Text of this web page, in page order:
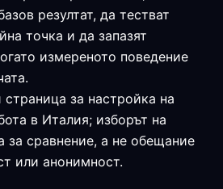
резултат, да тестват
точка и да запазят
измереното поведение
страница за настройка на
в Италия; изборът на
за сравнение, а не обещание
или анонимност.